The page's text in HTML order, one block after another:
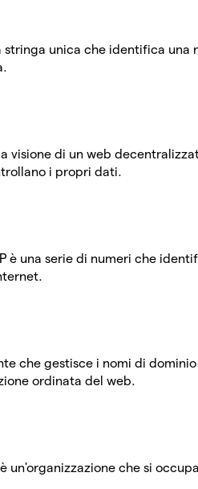
stringa unica che identifica
la visione di un web
i propri dati.
è una serie di numeri che
che gestisce i nomi di
ordinata del web.
un'organizzazione che si